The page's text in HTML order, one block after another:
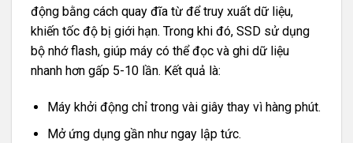
động bằng cách quay đĩa từ để truy xuất dữ liệu,
khiến tốc độ bị giới hạn. Trong khi đó, SSD sử dụng
bộ nhớ flash, giúp máy có thể đọc và ghi dữ liệu
nhanh hơn gấp 5-10 lần. Kết quả là:
Máy khởi động chỉ trong vài giây thay vì hàng phút.
Mở ứng dụng gần như ngay lập tức.